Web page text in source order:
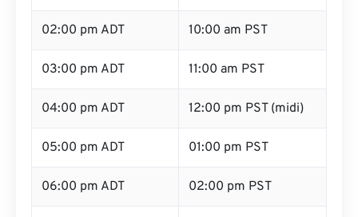
02:00 pm ADT 10:00 am PST
03:00 pm ADT 11:00 am PST
04:00 pm ADT 12:00 pm PST (midi)
05:00 pm ADT 01:00 pm PST
06:00 pm ADT 02:00 pm PST